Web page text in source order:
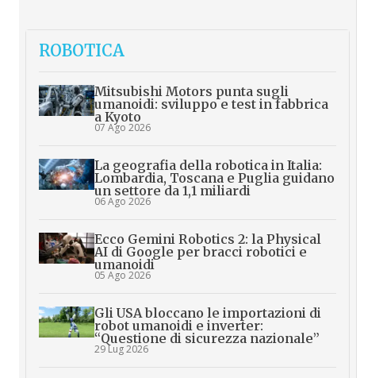
ROBOTICA
Mitsubishi Motors punta sugli
umanoidi: sviluppo e test in fabbrica
a Kyoto
07 Ago 2026
La geografia della robotica in Italia:
Lombardia, Toscana e Puglia guidano
un settore da 1,1 miliardi
06 Ago 2026
Ecco Gemini Robotics 2: la Physical
AI di Google per bracci robotici e
umanoidi
05 Ago 2026
Gli USA bloccano le importazioni di
robot umanoidi e inverter:
“Questione di sicurezza nazionale”
29 Lug 2026